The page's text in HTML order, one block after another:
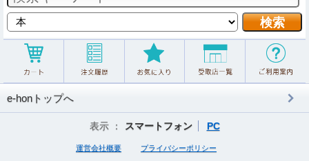
e-honトップへ
表示 ： スマートフォン PC
運営会社概要 プライバシーポリシー